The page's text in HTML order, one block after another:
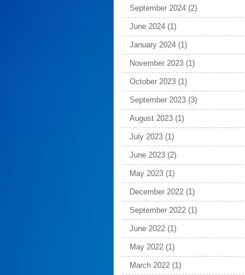
September 2024 (2)
June 2024 (1)
January 2024 (1)
November 2023 (1)
October 2023 (1)
September 2023 (3)
August 2023 (1)
July 2023 (1)
June 2023 (2)
May 2023 (1)
December 2022 (1)
September 2022 (1)
June 2022 (1)
May 2022 (1)
March 2022 (1)